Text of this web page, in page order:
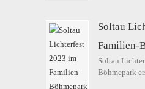
Soltau
Familien-
Soltau
Böhmepark